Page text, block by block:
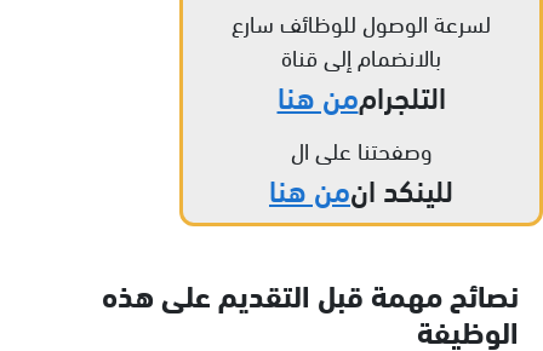
لسرعة الوصول للوظائف سارع
بالانضمام إلى قناة
التلجراممن هنا
وصفحتنا على ال
للينكد انمن هنا
نصائح مهمة قبل التقديم على هذه
الوظيفة